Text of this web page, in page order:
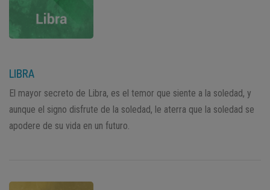
LIBRA
El mayor secreto de Libra, es el temor que siente a la soledad, y
aunque el signo disfrute de la soledad, le aterra que la soledad se
apodere de su vida en un futuro.